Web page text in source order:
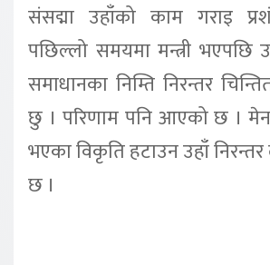
संसद्मा उहाँको काम गराइ
पछिल्लो समयमा मन्त्री भएपछि
समाधानका निम्ति निरन्तर
छु । परिणाम पनि आएको छ ।
भएका विकृति हटाउन उहाँ
छ ।